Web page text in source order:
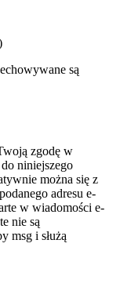
są
zgodę w
niniejszego
można się z
adresu e-
w wiadomości e-
nie są
msg i służą